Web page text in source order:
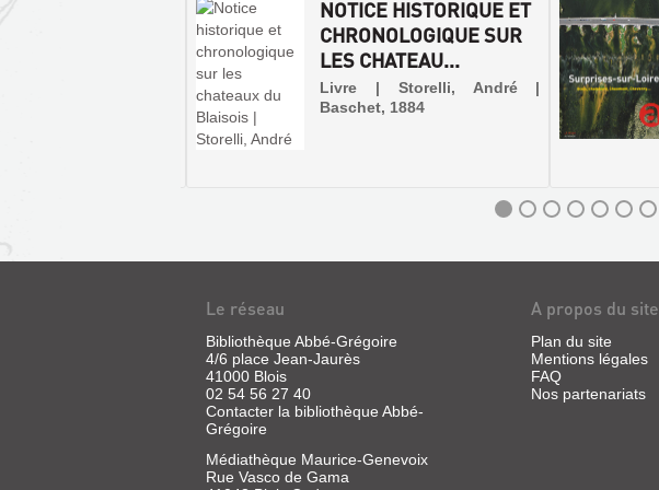
SUR
DES
EXPÉRIENCES
DE
NAVIGATION
PAR
NOTICE HISTORIQUE ET
CHRONOLOGIQUE SUR
LES CHATEAU...
Livre | Storelli, André |
Baschet, 1884
SUR-
LOIRE
BLOIS,
CHAMBORD,
CHAUMONT,
C...
Le réseau
Bibliothèque Abbé-Grégoire
4/6 place Jean-Jaurès
41000 Blois
02 54 56 27 40
Contacter la bibliothèque Abbé-
Grégoire
Médiathèque Maurice-Genevoix
Rue Vasco de Gama
A propos du site
Plan du site
Mentions légales
FAQ
Nos partenariats